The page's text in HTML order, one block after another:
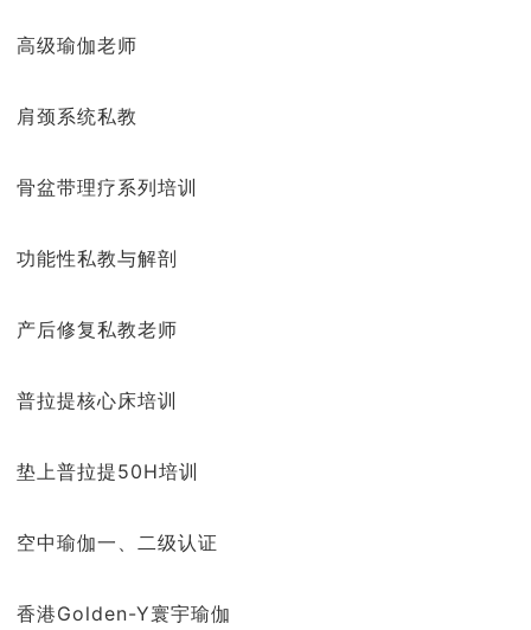
高级瑜伽老师
肩颈系统私教
骨盆带理疗系列培训
功能性私教与解剖
产后修复私教老师
普拉提核心床培训
垫上普拉提50H培训
空中瑜伽一、二级认证
香港Golden-Y寰宇瑜伽